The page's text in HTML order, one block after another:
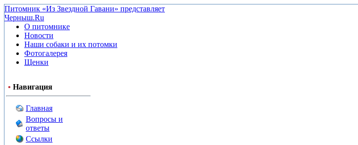
Питомник «Из Звездной Гавани» представляет
Черныш.Ru
О питомнике
Новости
Наши собаки и их потомки
Фотогалерея
Щенки
• Навигация
Главная
Вопросы и
ответы
Ссылки